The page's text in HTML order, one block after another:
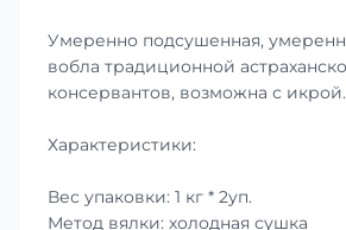
Умеренно подсушенная,
вобла традиционной
консервантов, возможна с икрой.
Характеристики:
Вес упаковки: 1 кг * 2уп.
Метод вялки: холодная сушка